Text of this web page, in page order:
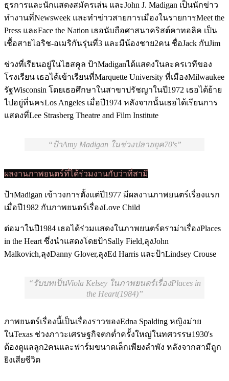
ธุรการและนักแสดงสมัครเล่น และJohn J. Madigan เป็นนักข่าว
ทำงานที่Newsweek และทำข่าวสายการเมืองในรายการMeet the
Press และFace the Nation เธอนับถือศาสนาคริสต์คาทอลิค เป็น
เชื้อสายไอริช-อเมริกันรุ่นที่3 และมีน้องชาย2คน ชื่อJack กับJim
ช่วงที่เรียนอยู่ในไฮสคูล ป้าMadiganได้แสดงในละครเวทีของ
โรงเรียน เธอได้เข้าเรียนที่Marquette University ที่เมืองMilwaukee
รัฐWisconsin โดยเธอศึกษาในสาขาปรัชญาในปี1972 เธอได้ย้าย
ไปอยู่ที่นครLos Angeles เมื่อปี1974 หลังจากนั้นเธอได้เรียนการ
แสดงที่Lee Strasberg Theatre and Film Institute
ป้าAmy Madigan ในช่วงปลายยุค70's
ผลงานภาพยนตร์ที่ได้ร่วมงานกับว่าที่สามี
ป้าMadigan เข้าวงการตั้งแต่ปี1977 มีผลงานภาพยนตร์เรื่องแรก
เมื่อปี1982 กับภาพยนตร์เรื่องLove Child
ต่อมาในปี1984 เธอได้ร่วมแสดงในภาพยนตร์ดราม่าเรื่องPlaces
in the Heart ซึ่งนำแสดงโดยป้าSally Field,ลุงJohn
Malkovich,ลุงDanny Glover,ลุงEd Harris และป้าLindsey Crouse
รับบทเป็นViola Kelsey ในภาพยนตร์เรื่องPlaces in
the Heart(1984)
ภาพยนตร์เรื่องนี้เป็นเรื่องราวของEdna Spalding หญิงม่าย
ในTexas ช่วงภาวะเศรษฐกิจตกต่ำครั้งใหญ่ในทศวรรษ1930's
ต้องดูแลลูก2คนและฟาร์มขนาดเล็กเพียงลำพัง หลังจากสามีถูก
ยิงเสียชีวิต